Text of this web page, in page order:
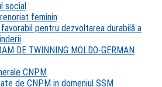
social
feminin
pentru dezvoltarea durabilă a
DE TWINNING MOLDO-GERMAN
CNPM
de CNPM in domeniul SSM